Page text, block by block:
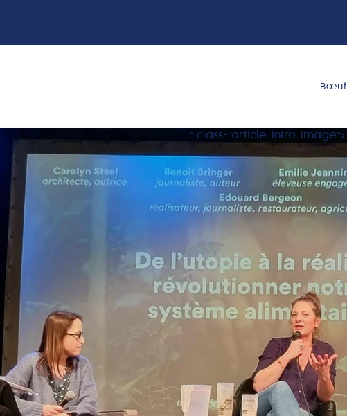
Bœuf
Bœuf
Veau
Charcuterie
Qui sommes nous
Où nous trouver
" class="article-intro-image">